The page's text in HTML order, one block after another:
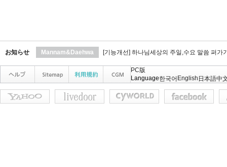
お知らせ Mannam&Daehwa [기능개선] 하나님세상의 주일,수요 말씀 퍼가
PC版
Language한국어 English 日本語中